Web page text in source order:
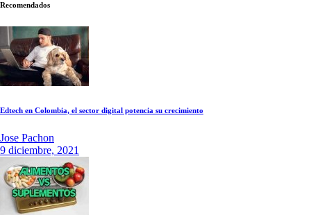
Recomendados
Edtech en Colombia, el sector digital potencia su crecimiento
Jose Pachon
9 diciembre, 2021